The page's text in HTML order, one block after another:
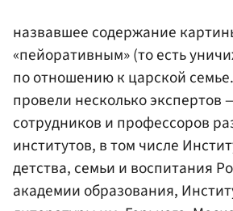
назвавшее содержание
«пейоративным» (то есть
по отношению к царской
провели несколько экспертов
сотрудников и профессоров
институтов, в том числе
детства, семьи и воспитания
академии образования,